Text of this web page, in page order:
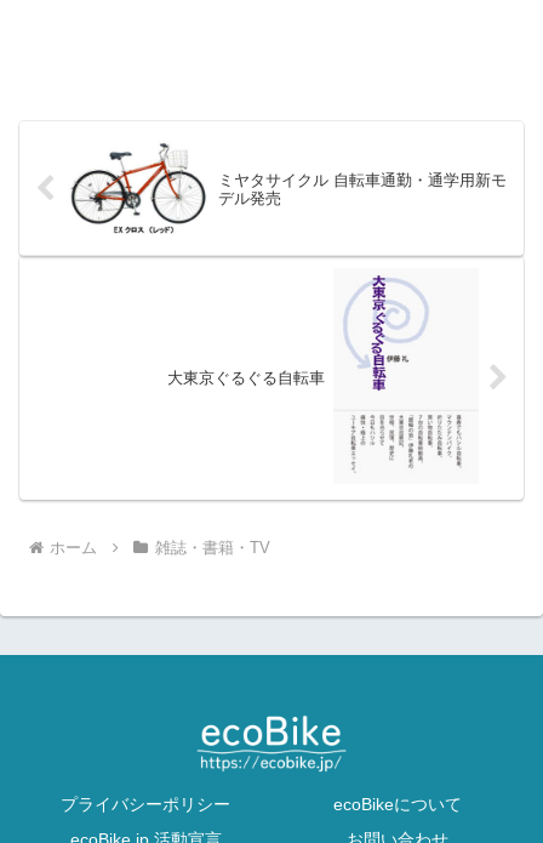
ミヤタサイクル 自転車通勤・通学用新モ
デル発売
大東京ぐるぐる自転車
ホーム 雑誌・書籍・TV
プライバシーポリシー
ecoBikeについて